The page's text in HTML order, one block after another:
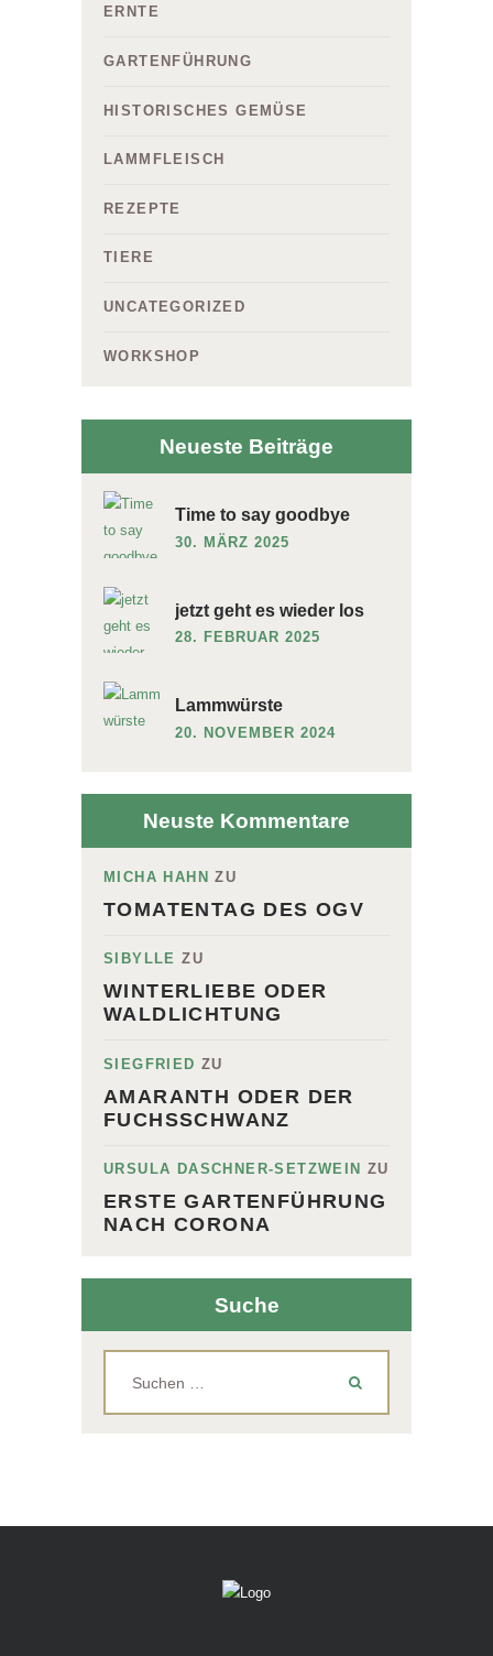
ERNTE
GARTENFÜHRUNG
HISTORISCHES GEMÜSE
LAMMFLEISCH
REZEPTE
TIERE
UNCATEGORIZED
WORKSHOP
Neueste Beiträge
Time to say goodbye
30. MÄRZ 2025
jetzt geht es wieder los
28. FEBRUAR 2025
Lammwürste
20. NOVEMBER 2024
Neuste Kommentare
MICHA HAHN ZU
TOMATENTAG DES OGV
SIBYLLE ZU
WINTERLIEBE ODER
WALDLICHTUNG
SIEGFRIED ZU
AMARANTH ODER DER
FUCHSSCHWANZ
URSULA DASCHNER-SETZWEIN ZU
ERSTE GARTENFÜHRUNG
NACH CORONA
Suche
nach: